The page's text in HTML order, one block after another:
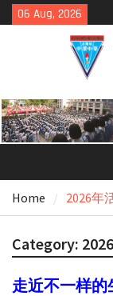
Skip
to
06 Aug, 2026
Home 2026年
Category:
走近不一样